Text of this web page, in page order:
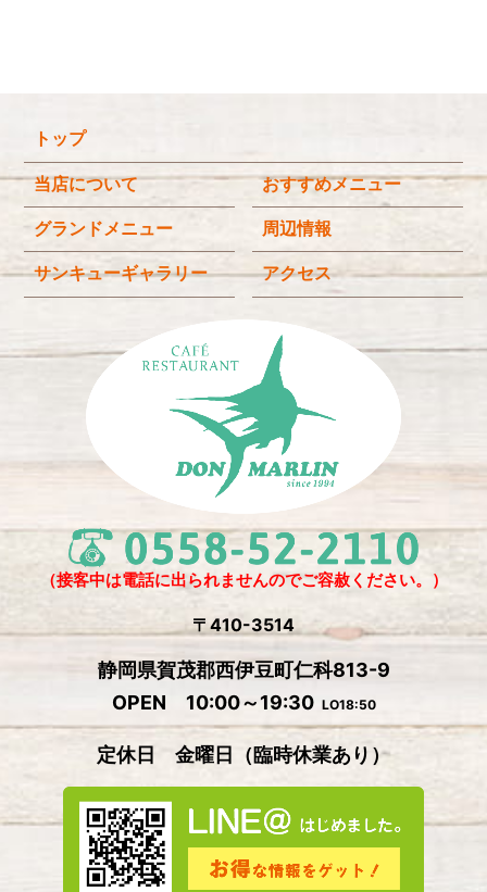
2025年9月(3)
2025年8月(4)
(4)
2025年6月(3)
2025年4月
(2)
2025年3月
(2)
2025年2月
(6)
2024年12月
(1)
2024年11月
2024年10月(1)
2024年9月(5)
2024年6月(4)
2024年5月(4)
2024年4月 (2)
2024年3月(5)
2024年2月(3)
2024年1月(3)
トップ
当店について おすすめメニュー
グランドメニュー 周辺情報
サンキューギャラリー アクセス
（接客中は電話に出られませんのでご容赦ください。）
〒410-3514
静岡県賀茂郡西伊豆町仁科813-9
OPEN 10:00～19:30 LO18:50
定休日 金曜日 （臨時休業あり）